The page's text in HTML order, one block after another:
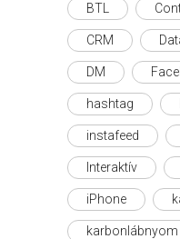
BTL
CRM
DM
hashtag
instafeed
Interaktív
iPhone
karbonlábnyom